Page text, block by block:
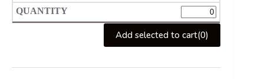
Add selected to cart(0)